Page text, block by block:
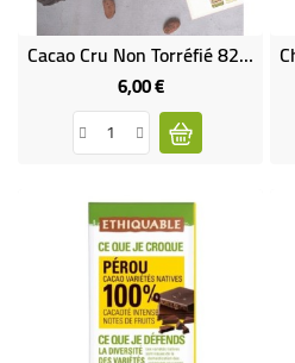
Cacao Cru Non Torréfié 82% De Cacao Bio & Équitable
6,00 €Prix